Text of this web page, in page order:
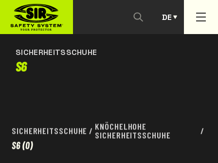
DE
PT
SICHERHEITSSCHUHE
S6
SICHERHEITSSCHUHE / KNÖCHELHOHE
SICHERHEITSSCHUHE
/
S6(0)
KONTAKTIEREN SIE UNS